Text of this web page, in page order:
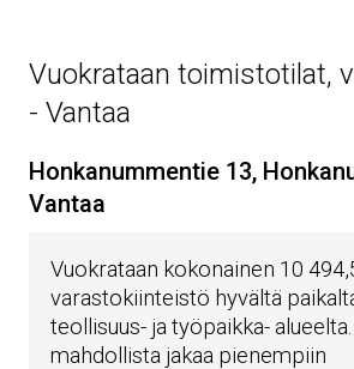
Vuokrataan toimistotilat,
- Vantaa
Honkanummentie 13,
Vantaa
Vuokrataan kokonainen 10
varastokiinteistö hyvältä
teollisuus- ja työpaikka-
mahdollista jakaa pienempiin